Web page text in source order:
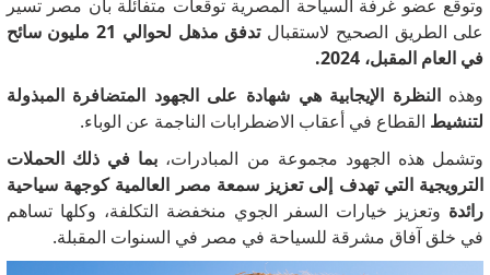
وتوقع عضو غرفة السياحة المصرية توقعات متفائلة بأن مصر تسير
على الطريق الصحيح لاستقبال
تدفق مذهل لحوالي 21 مليون سائح
في العام المقبل، 2024.
وهذهالنظرة الإيجابية هي شهادة على الجهود المتضافرة المبذولة
لتنشيط القطاع في أعقاب الاضطرابات الناجمة عن الوباء.
وتشمل هذه الجهود مجموعة من المبادرات، بما في ذلك الحملات
الترويجية التي تهدف إلى تعزيز سمعة مصر العالمية كوجهة سياحية
رائدة وتعزيز خيارات السفر الجوي منخفضة التكلفة، وكلها تساهم
في خلق آفاق مشرقة للسياحة في مصر في السنوات المقبلة.